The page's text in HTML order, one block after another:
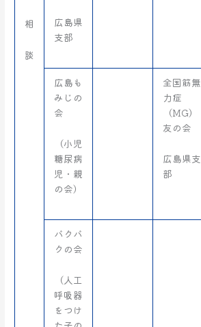
相
談
広島県
支部
広島も
みじの
会
（小児
糖尿病
児・親
の会）
全国筋無
力症
（MG）
友の会
広島県支
部
バクバ
クの会
（人工
呼吸器
をつけ